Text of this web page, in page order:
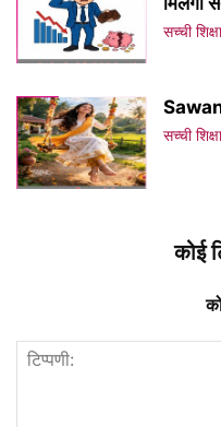
सच्ची शिक्षा
सच्ची शिक्षा
कोई